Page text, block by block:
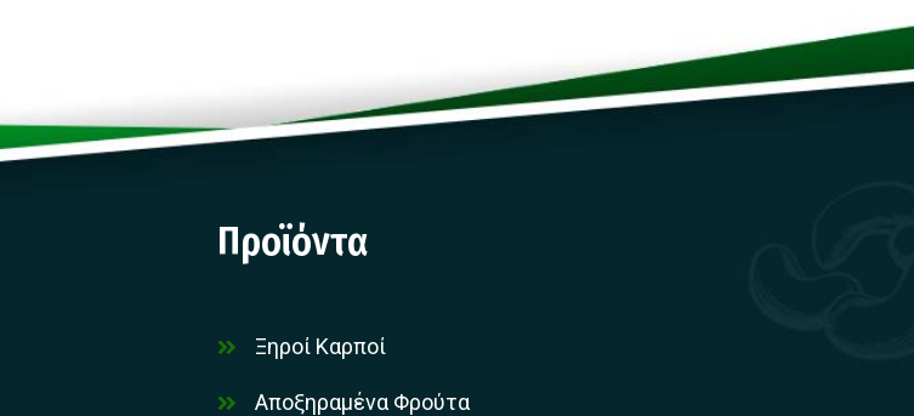
Προϊόντα
Ξηροί Καρποί
Αποξηραμένα Φρούτα